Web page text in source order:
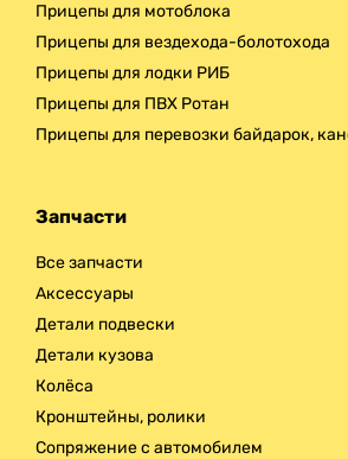
Прицепы для мотоблока
Прицепы для вездехода-болотохода
Прицепы для лодки РИБ
Прицепы для ПВХ Ротан
Прицепы для перевозки байдарок,
Запчасти
Все запчасти
Аксессуары
Детали подвески
Детали кузова
Колёса
Кронштейны, ролики
Сопряжение с автомобилем